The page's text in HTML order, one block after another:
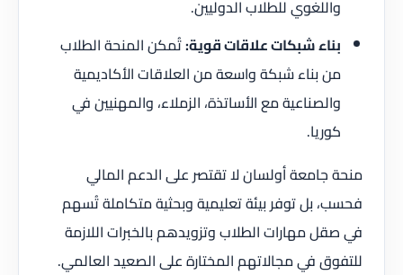
واللغوي للطلاب الدوليين.
بناء شبكات علاقات قوية:تُمكن المنحة الطلاب
من بناء شبكة واسعة من العلاقات الأكاديمية
والصناعية مع الأساتذة، الزملاء، والمهنيين في
كوريا.
منحة جامعة أولسان لا تقتصر على الدعم المالي
فحسب، بل توفر بيئة تعليمية وبحثية متكاملة تُسهم
في صقل مهارات الطلاب وتزويدهم بالخبرات اللازمة
للتفوق في مجالاتهم المختارة على الصعيد العالمي.